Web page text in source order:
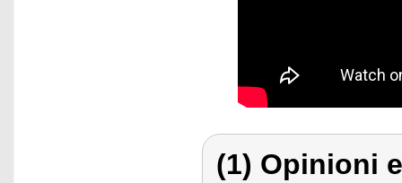
(1) Opinioni